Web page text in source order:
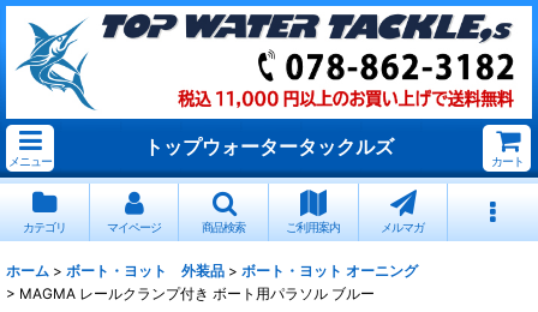
メニュー
トップウォータータックルズ
カート
カテゴリ マイページ 商品検索 ご利用案内 メルマガ
ホーム > ボート・ヨット 外装品 > ボート・ヨット オーニング
> MAGMA レールクランプ付き ボート用パラソル ブルー